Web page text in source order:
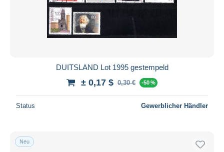
DUITSLAND Lot 1995 gestempeld
± 0,17 $ 0,30 € -50 %
Status Gewerblicher Händler
Neu